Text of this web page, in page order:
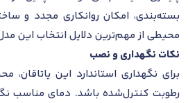
بسته‌بندی، امکان روانکاری مجدد و
محیطی از مهم‌ترین دلایل انتخاب این
نکات نگهداری و نصب
برای نگهداری استاندارد این یاتاقان،
رطوبت کنترل‌شده باشد. دمای مناسب